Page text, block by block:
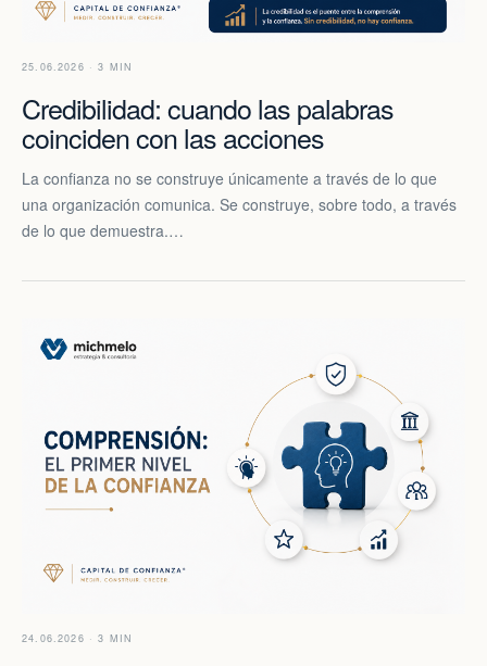
25.06.2026 · 3 MIN
Credibilidad: cuando las palabras
coinciden con las acciones
La confianza no se construye únicamente a través de lo que
una organización comunica. Se construye, sobre todo, a través
de lo que demuestra.…
24.06.2026 · 3 MIN